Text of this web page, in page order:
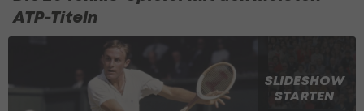
ATP-Titeln
SLIDESHOW
STARTEN